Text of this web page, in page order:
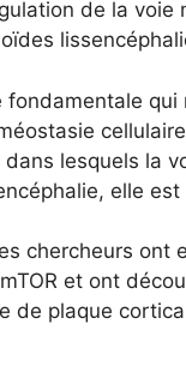
de la voie
fondamentale
lesquels la
elle
chercheurs ont
et ont
de plaque